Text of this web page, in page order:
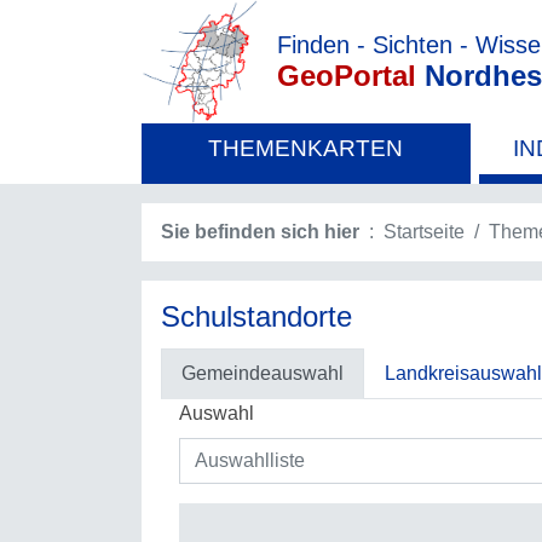
Finden - Sichten -
GeoPortal
THEMENKARTEN
Sie befinden sich hier Startseite
Schulstandorte
Gemeindeauswahl
Landkreisauswahl
Auswahl